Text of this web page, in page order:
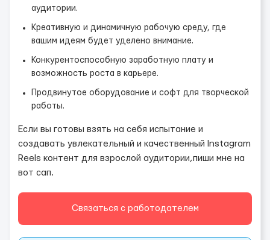
аудитории.
Креативную и динамичную рабочую среду, где
вашим идеям будет уделено внимание.
Конкурентоспособную заработную плату и
возможность роста в карьере.
Продвинутое оборудование и софт для творческой
работы.
Если вы готовы взять на себя испытание и
создавать увлекательный и качественный Instagram
Reels контент для взрослой аудитории,пиши мне на
вот сап.
Связаться с работодателем